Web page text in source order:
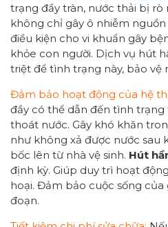
trạng đầy tràn, nước thải bị rò
không chỉ gây ô nhiễm
điều kiện cho vi khuẩn gây
khỏe con người. Dịch vụ hút
triệt để tình trạng này, bảo vệ
Đảm bảo hoạt động của hệ
đầy có thể dẫn đến tình
thoát nước. Gây khó khăn
như không xả được nước sau
bốc lên từ nhà vệ sinh. Hút
định kỳ. Giúp duy trì hoạt
hoại. Đảm bảo cuộc sống
đoạn.